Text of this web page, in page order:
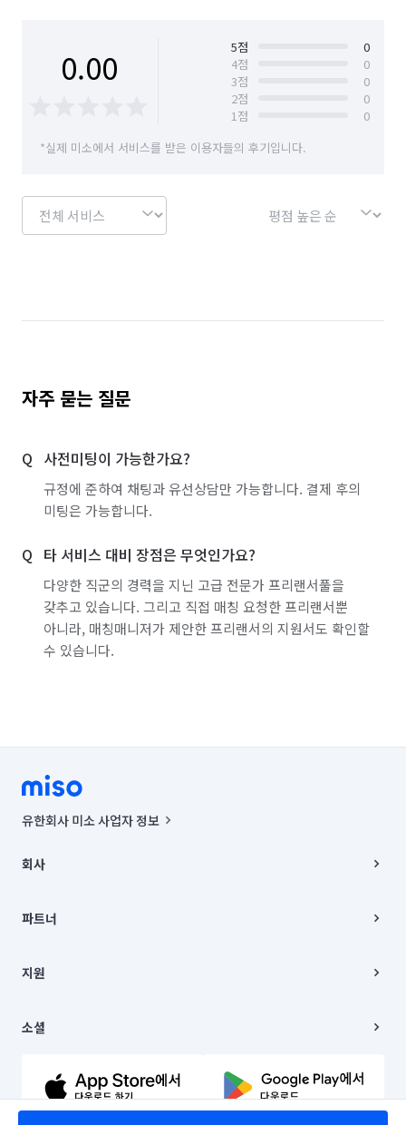
0.00 5점
0
4점
0
3점
0
2점
0
1점
0
*실제 미소에서 서비스를 받은 이용자들의 후기입니다.
자주 묻는 질문
사전미팅이 가능한가요?
규정에 준하여 채팅과 유선상담만 가능합니다. 결제 후의
미팅은 가능합니다.
타 서비스 대비 장점은 무엇인가요?
다양한 직군의 경력을 지닌 고급 전문가 프리랜서풀을
갖추고 있습니다. 그리고 직접 매칭 요청한 프리랜서뿐
아니라, 매칭매니저가 제안한 프리랜서의 지원서도 확인할
수 있습니다.
유한회사 미소 사업자 정보
00019 |
주소 | 본사: 서울특별시 종로구 율곡로 6(중학동, 트윈트리빌딩) B동 5층
컨택센터 : 서울특별시 종로구 수송동 율곡로 24, 7층, 8층 미소
상품, 상품정보, 거래에 관한 의무와 책임은 거래당사자에게 있습니다.
언론 보도 관련 문의:
© 유한회사 미소. Miso, Inc. All Rights Reserved.
회사
채용
파트너
이사
지원
이용약관
문의하기
소셜
유튜브